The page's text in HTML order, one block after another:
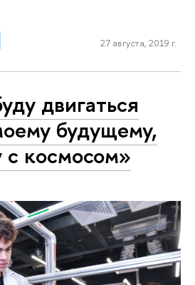
27 августа, 2019 г.
двигаться
будущему,
с космосом»